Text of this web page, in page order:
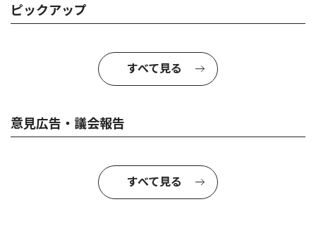
ピックアップ
すべて見る
意見広告・議会報告
すべて見る